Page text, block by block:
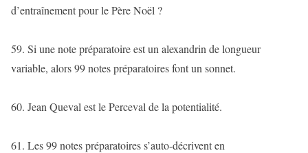
d’entraînement pour le Père Noël ?
59. Si une note préparatoire est un alexandrin de longueur
variable, alors 99 notes préparatoires font un sonnet.
60. Jean Queval est le Perceval de la potentialité.
61. Les 99 notes préparatoires s’auto-décrivent en